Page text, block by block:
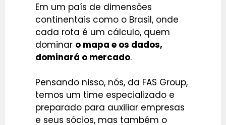
Em um país de dimensões
continentais como o Brasil, onde
cada rota é um cálculo, quem
dominar o mapa e os dados,
dominará o mercado.
Pensando nisso, nós, da FAS Group,
temos um time especializado e
preparado para auxiliar empresas
e seus sócios, mas também o